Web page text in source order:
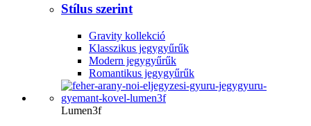
Stílus szerint
Gravity kollekció
Klasszikus jegygyűrűk
Modern jegygyűrűk
Romantikus jegygyűrűk
Lumen3f